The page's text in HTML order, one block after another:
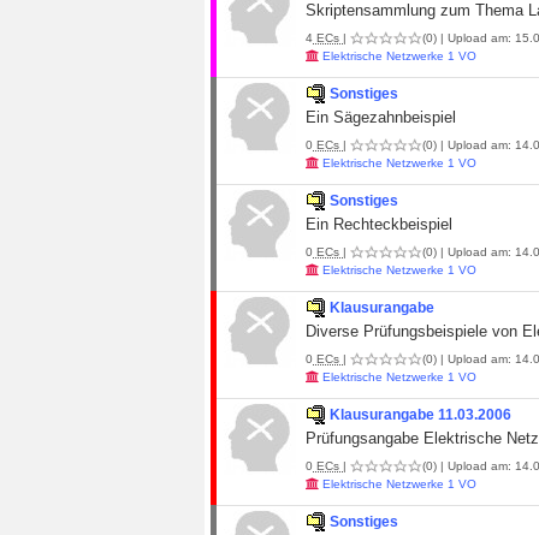
Skriptensammlung zum Thema
4 ECs | (0) | Upload am:
Elektrische Netzwerke 1 VO
Sonstiges
Ein Sägezahnbeispiel
0 ECs | (0) | Upload am:
Elektrische Netzwerke 1 VO
Sonstiges
Ein Rechteckbeispiel
0 ECs | (0) | Upload am:
Elektrische Netzwerke 1 VO
Klausurangabe
Diverse Prüfungsbeispiele von
0 ECs | (0) | Upload am:
Elektrische Netzwerke 1 VO
Klausurangabe 11.03.2006
Prüfungsangabe Elektrische
0 ECs | (0) | Upload am:
Elektrische Netzwerke 1 VO
Sonstiges